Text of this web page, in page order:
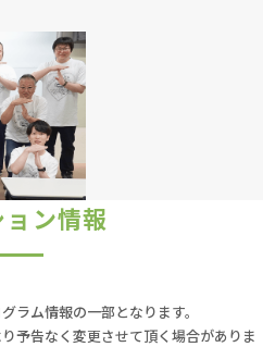
対話する「はじめの一歩」
っており、 直接顔を合わ
と「こうやったら上手くい
」とリアルな温度感で議論
が、AIという新しい仲間に
のヒントを、ぜひ会場で一緒
ン情報
ラム情報の一部となります。
予告なく変更させて頂く場合がありま